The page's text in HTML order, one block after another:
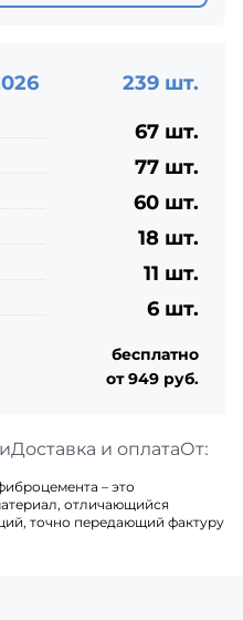
Доставка и оплата
– это
отличающийся
точно передающий фактуру
239 шт.
67 шт.
77 шт.
60 шт.
18 шт.
11 шт.
6 шт.
бесплатно
от 949 руб.